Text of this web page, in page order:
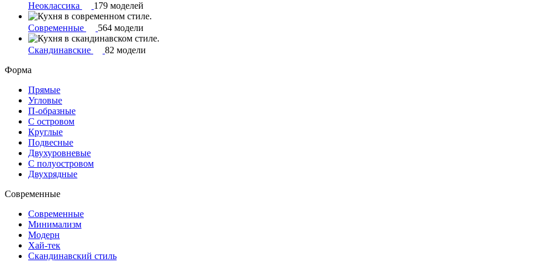
Неоклассика 179 моделей
Современные 564 модели
Скандинавские
82 модели
Форма
Прямые
Угловые
П-образные
С островом
Круглые
Подвесные
Двухуровневые
С полуостровом
Двухрядные
Современные
Современные
Минимализм
Модерн
Хай-тек
Скандинавский стиль